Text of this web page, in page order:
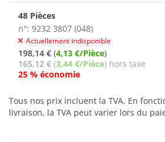
48 Pièces
n°: 9232 3807 (048)
Actuellement indisponible
198,14 € (4,13 €/Pièce)
165,12 € (3,44 €/Pièce) hors taxe
25 % économie
Tous nos prix incluent la TVA. En
livraison, la TVA peut varier lors du